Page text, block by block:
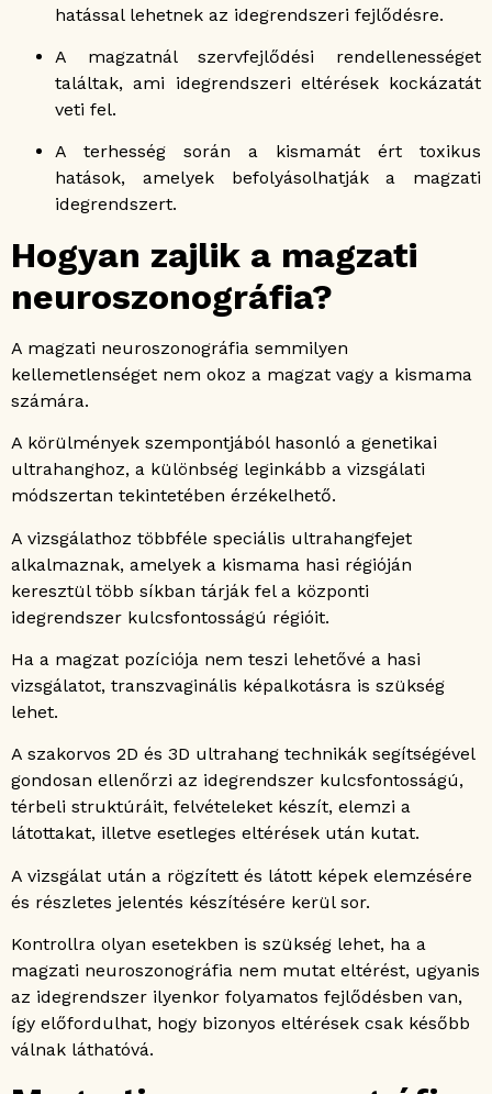
hatással lehetnek az idegrendszeri fejlődésre.
A magzatnál szervfejlődési rendellenességet
találtak, ami idegrendszeri eltérések kockázatát
veti fel.
A terhesség során a kismamát ért toxikus
hatások, amelyek befolyásolhatják a magzati
idegrendszert.
Hogyan zajlik a magzati
neuroszonográfia?
A magzati neuroszonográfia semmilyen
kellemetlenséget nem okoz a magzat vagy a kismama
számára.
A körülmények szempontjából hasonló a genetikai
ultrahanghoz, a különbség leginkább a vizsgálati
módszertan tekintetében érzékelhető.
A vizsgálathoz többféle speciális ultrahangfejet
alkalmaznak, amelyek a kismama hasi régióján
keresztül több síkban tárják fel a központi
idegrendszer kulcsfontosságú régióit.
Ha a magzat pozíciója nem teszi lehetővé a hasi
vizsgálatot, transzvaginális képalkotásra is szükség
lehet.
A szakorvos 2D és 3D ultrahang technikák segítségével
gondosan ellenőrzi az idegrendszer kulcsfontosságú,
térbeli struktúráit, felvételeket készít, elemzi a
látottakat, illetve esetleges eltérések után kutat.
A vizsgálat után a rögzített és látott képek elemzésére
és részletes jelentés készítésére kerül sor.
Kontrollra olyan esetekben is szükség lehet, ha a
magzati neuroszonográfia nem mutat eltérést, ugyanis
az idegrendszer ilyenkor folyamatos fejlődésben van,
így előfordulhat, hogy bizonyos eltérések csak később
válnak láthatóvá.